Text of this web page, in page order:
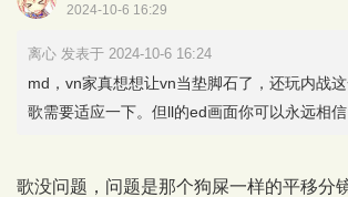
2024-10-6 16:29
离心 发表于 2024-10-6 16:24
md，vn家真想想让vn当垫脚石了，还玩内战
歌需要适应一下。但ll的ed画面你可以永远相信
歌没问题，问题是那个狗屎一样的平移分